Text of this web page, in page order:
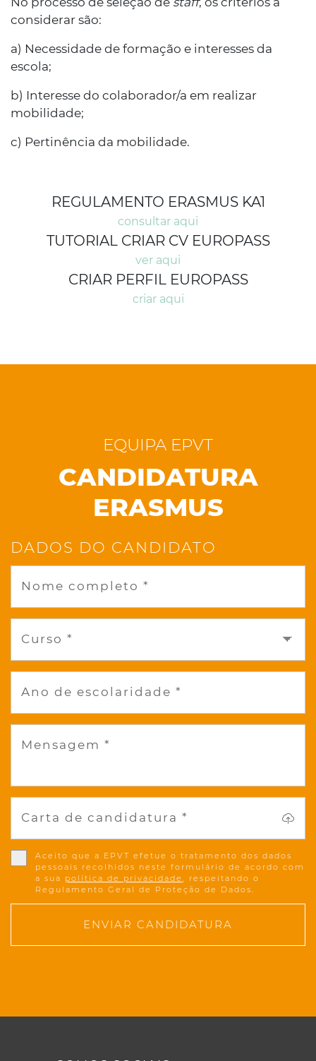
considerar são:
a) Necessidade de formação e interesses da
escola;
b) Interesse do colaborador/a em realizar
mobilidade;
c) Pertinência da mobilidade.
REGULAMENTO ERASMUS KA1
consultar aqui
TUTORIAL CRIAR CV EUROPASS
ver aqui
CRIAR PERFIL EUROPASS
criar aqui
EQUIPA EPVT
CANDIDATURA
ERASMUS
DADOS DO CANDIDATO
Nome completo *
Curso *
Ano de escolaridade *
Mensagem *
Carta de candidatura *
Aceito que a EPVT efetue o tratamento dos dados
pessoais recolhidos neste formulário de acordo com
a sua política de privacidade , respeitando o
Regulamento Geral de Proteção de Dados.
ENVIAR CANDIDATURA